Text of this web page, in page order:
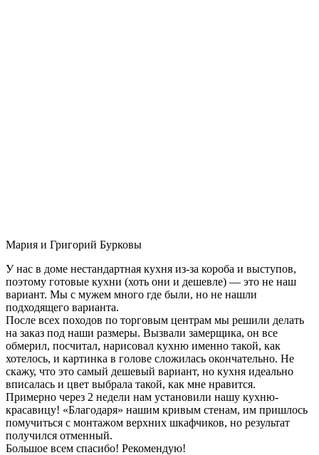
Мария и Григорий Бурковы
У нас в доме нестандартная кухня из-за короба и выступов,
поэтому готовые кухни (хоть они и дешевле) — это не наш
вариант. Мы с мужем много где были, но не нашли
подходящего варианта.
После всех походов по торговым центрам мы решили делать
на заказ под наши размеры. Вызвали замерщика, он все
обмерил, посчитал, нарисовал кухню именно такой, как
хотелось, и картинка в голове сложилась окончательно. Не
скажу, что это самый дешевый вариант, но кухня идеально
вписалась и цвет выбрала такой, как мне нравится.
Примерно через 2 недели нам установили нашу кухню-
красавицу! «Благодаря» нашим кривым стенам, им пришлось
помучиться с монтажом верхних шкафчиков, но результат
получился отменный.
Большое всем спасибо! Рекомендую!